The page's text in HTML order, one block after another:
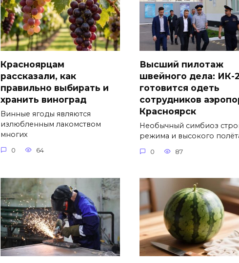
Красноярцам
рассказали, как
правильно выбирать и
хранить виноград
Винные ягоды являются
излюбленным лакомством
многих
0 64
Высший пилотаж
швейного дела: ИК-
готовится одеть
сотрудников
Красноярск
Необычный симбиоз
режима и высокого
0 87